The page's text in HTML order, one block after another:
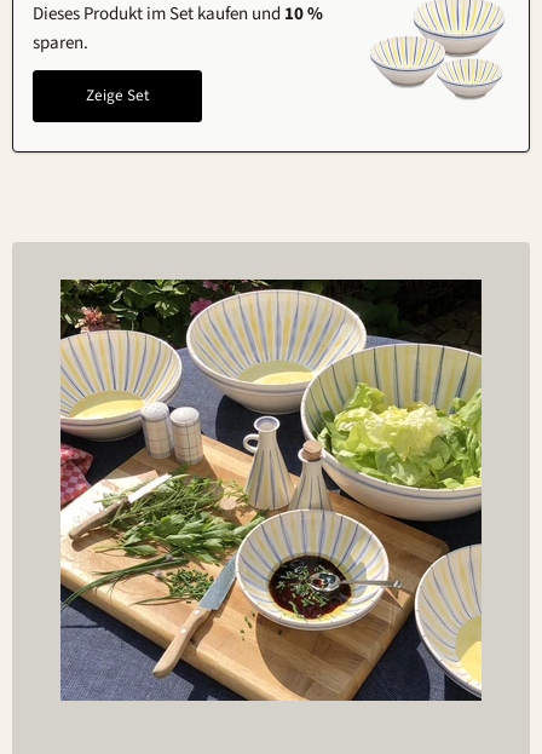
Dieses Produkt im Set kaufen und 10 %
sparen.
Zeige Set